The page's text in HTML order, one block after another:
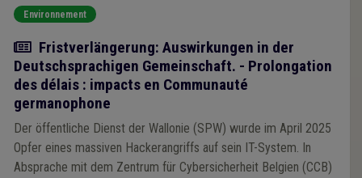
Environnement
Actualité
Fristverlängerung: Auswirkungen in der
Deutschsprachigen Gemeinschaft. - Prolongation
des délais : impacts en Communauté
germanophone
Der öffentliche Dienst der Wallonie (SPW) wurde im April 2025
Opfer eines massiven Hackerangriffs auf sein IT-System. In
Absprache mit dem Zentrum für Cybersicherheit Belgien (CCB)